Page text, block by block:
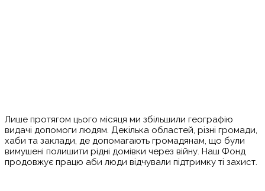
Лише протягом цього місяця ми збільшили географію
видачі допомоги людям. Декілька областей, різні громади,
хаби та заклади, де допомагають громадянам, що були
вимушені полишити рідні домівки через війну. Наш Фонд
продовжує працю аби люди відчували підтримку ті захист.